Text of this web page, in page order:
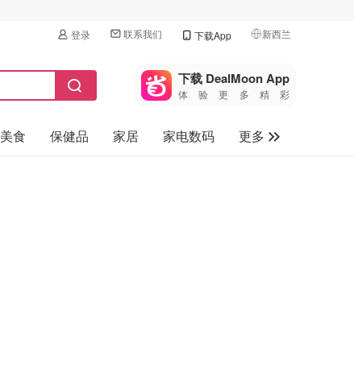
登录 联系我们 下载App 新西兰
🇺🇸
美国
🇨🇳中国
🇨🇦加拿大
下载 DealMoon App
体验更多精彩
美食 保健品 家居 家电数码
更多